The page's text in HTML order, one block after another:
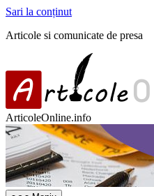
Sari la conținut
Articole si comunicate de presa
ArticoleOnline.info